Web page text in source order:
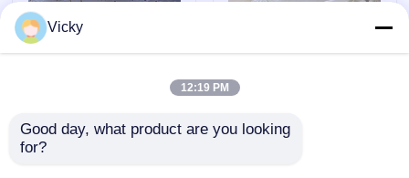
Exhibition Information
লেডি শার্ট এবং স্যুট এন্টি স্ট্যাটিক
Vicky
12:19 PM
Good day, what product are you looking
for?